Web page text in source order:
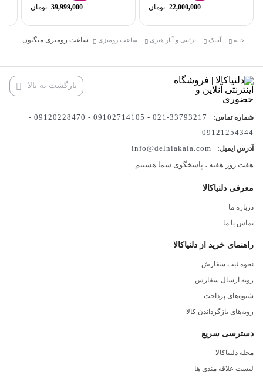
24,000,000 تومان
22,000,000 تومان
فعلی:
39,999,000 تومان
فعلی:
خانه آنتیک تزئینی و آثار هنری ساعت رومیزی ساعت رومیزی میگنون
بازگشت به بالا
شماره تماس:
33793217-021 - 09102714105 - 09120228470 -
09121254344
آدرس ایمیل:
info@delniakala.com
هفت روز هفته ، پاسخگوی شما هستیم.
معرفی دلنیاکالا
درباره ما
تماس با ما
راهنمای خرید از دلنیاکالا
نحوه ثبت سفارش
رویه ارسال سفارش
شیوه‌های پرداخت
رویه‌های بازگرداندن کالا
دسترسی سریع
مجله دلنیاکالا
لیست علاقه مندی ها